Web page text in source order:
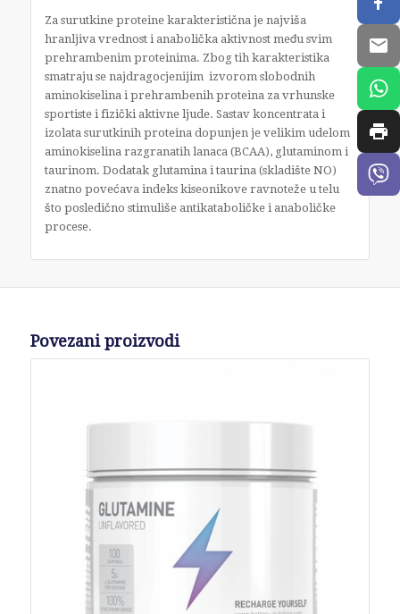
Za surutkine proteine karakteristična je najviša
hranljiva vrednost i anabolička aktivnost među svim
prehrambenim proteinima. Zbog tih karakteristika
smatraju se najdragocjenijim izvorom slobodnih
aminokiselina i prehrambenih proteina za vrhunske
sportiste i fizički aktivne ljude. Sastav koncentrata i
izolata surutkinih proteina dopunjen je velikim udelom
aminokiselina razgranatih lanaca (BCAA), glutaminom i
taurinom. Dodatak glutamina i taurina (skladište NO)
znatno povećava indeks kiseonikove ravnoteže u telu
što posledično stimuliše antikataboličke i anaboličke
procese.
Povezani proizvodi